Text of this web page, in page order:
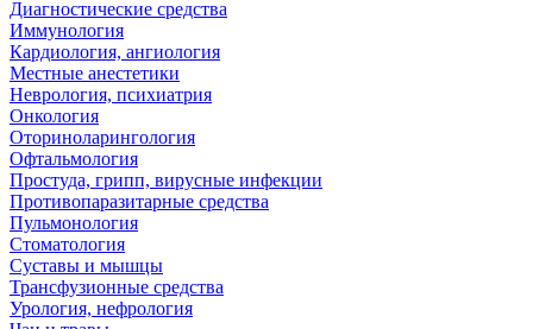
Диагностические средства
Иммунология
Кардиология, ангиология
Местные анестетики
Неврология, психиатрия
Онкология
Оториноларингология
Офтальмология
Простуда, грипп, вирусные инфекции
Противопаразитарные средства
Пульмонология
Стоматология
Суставы и мышцы
Трансфузионные средства
Урология, нефрология